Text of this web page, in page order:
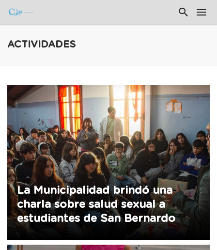
ACTIVIDADES
La Municipalidad brindó una
charla sobre salud sexual a
estudiantes de San Bernardo